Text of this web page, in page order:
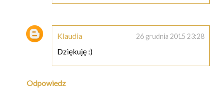
Klaudia 26 grudnia 2015 23:28
Dziękuję :)
Odpowiedz